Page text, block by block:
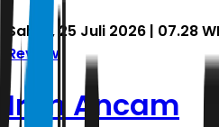
Sabtu, 25 Juli 2026 | 07.28
Review
Iran Ancam